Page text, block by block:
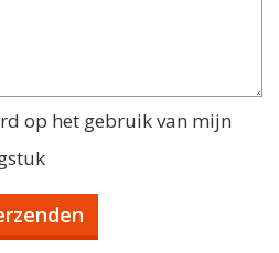
op het gebruik van mijn